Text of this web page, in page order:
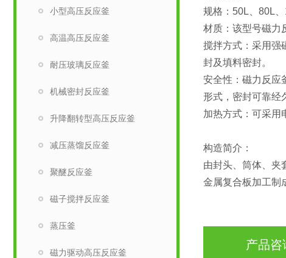
小型高压反应釜
高温高压反应釜
耐压玻璃反应釜
机械密封反应釜
升降翻转型高压反应釜
减压蒸馏反应釜
聚醚反应釜
磁子搅拌反应釜
蒸压釜
磁力驱动高压反应釜
规格：50L、80L
材质：该型号磁力
搅拌方式：采用强
封及填料密封。
安全性：磁力反应
形式，密封可靠经
加热方式：可采用
构造简介：
由封头、筒体、夹
金属复合板加工制
产品咨